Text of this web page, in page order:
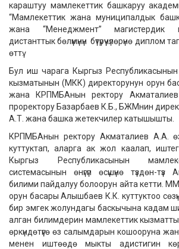
караштуу мамлекеттик башкаруу
“Мамлекеттик жана муниципалдык
жана “Менеджмент” магистердик
дистанттык бөлүмүнүн бүтүрүүчүлөрүнө
өттү.
Бул иш чарага Кыргыз
кызматынын (МКК) директорунун орун
жана КРПМБАнын ректору
проректору Базарбаев К.Б., БЖМнин
А.Т. жана башка жетекчилер катышышты.
КРПМБАнын ректору Акматалиев А.А. өз
куттуктап, аларга ак жол каалап,
Кыргыз Республикасынын
системасынын өнүгүп өсүшүнө түздөн-
билими пайдалуу болоорун айта кетти.
орун басары Алышбаев К.К. куттуктоо сөзүндө
бир эмгек жолундагы баскычына кадам
алган билимдерин мамлекеттик
өркүндөтүүгө өз салымдарын кошооруна
менен иштөөдө мыкты адистигин